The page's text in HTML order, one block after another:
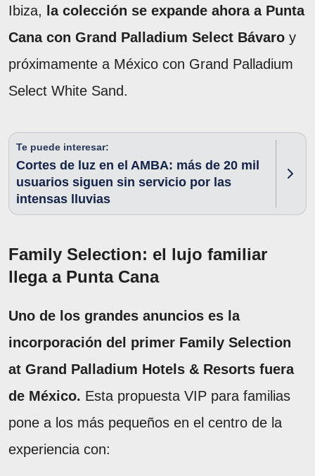
Ibiza,
la colección se expande ahora a Punta
Cana con Grand Palladium Select Bávaro y
próximamente a México con Grand Palladium
Select White Sand.
Te puede interesar:
Cortes de luz en el AMBA: más de 20 mil
usuarios siguen sin servicio por las
intensas lluvias
Family Selection: el lujo familiar
llega a Punta Cana
Uno de los grandes anuncios es la
incorporación del primer Family Selection
at Grand Palladium Hotels & Resorts fuera
de México. Esta propuesta VIP para familias
pone a los más pequeños en el centro de la
experiencia con: